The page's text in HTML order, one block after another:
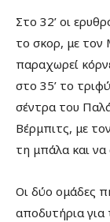
Στο 32’ οι
το σκορ, με τον
παραχωρεί
στο 35’ το
σέντρα του
Βέρμπιτς, με
τη μπάλα και να
Οι δύο ομάδες
αποδυτήρια